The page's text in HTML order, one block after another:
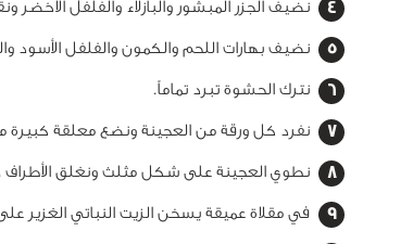
نضيف الجزر المبشور والبازلاء والفلفل الأخضر
نضيف بهارات اللحم والكمون والفلفل الأسود
نترك الحشوة تبرد تماماً.
نفرد كل ورقة من العجينة ونضع معلقة
نطوي العجينة على شكل مثلث ونغلق الأطراف
في مقلاة عميقة يسخن الزيت النباتي الغزير